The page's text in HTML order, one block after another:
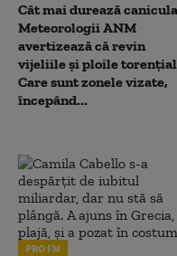
Cât mai durează
Meteorologii ANM
avertizează că revin
vijeliile și ploile
Care sunt zonele vizate,
începând...
PRO FM